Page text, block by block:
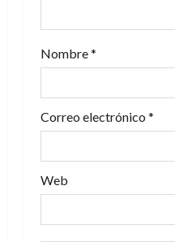
a
d
a
Nombre*
Correo electrónico *
Web